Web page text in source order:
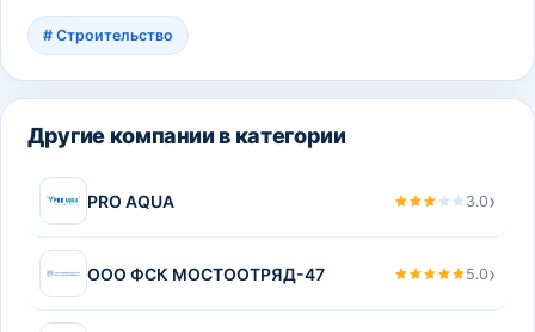
# Строительство
Другие компании в категории
PRO AQUA 3.0›
ООО ФСК МОСТООТРЯД-47 5.0›